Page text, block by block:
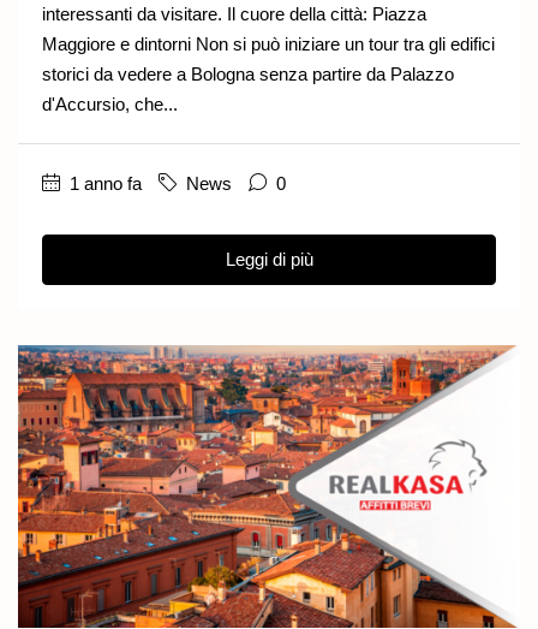
interessanti da visitare. Il cuore della città: Piazza
Maggiore e dintorni Non si può iniziare un tour tra gli edifici
storici da vedere a Bologna senza partire da Palazzo
d'Accursio, che...
1 anno fa News 0
Leggi di più